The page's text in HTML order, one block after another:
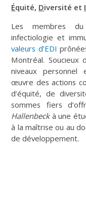
Équité, Diversité et I
Les membres du
infectiologie et
valeurs d’EDI
Montréal. Soucieux
niveaux
œuvre des actions
d’équité, de
sommes fiers
Hallenbeckà une
à la maîtrise ou au
de développement.